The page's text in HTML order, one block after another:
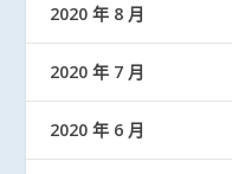
2020 年 8 月
2020 年 7 月
2020 年 6 月